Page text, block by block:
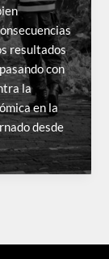
resultados
con
la
en la
desde